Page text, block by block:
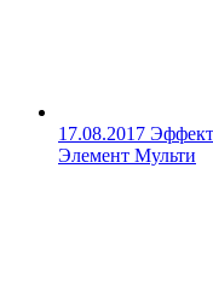
17.08.2017
Элемент Мульти